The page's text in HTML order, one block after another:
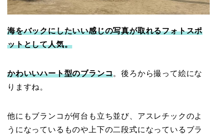
海をバックにしたいい感じの写真が取れるフォトスポ
ットとして人気。
かわいいハート型のブランコ。後ろから撮って絵にな
りますね。
他にもブランコが何台も立ち並び、アスレチックのよ
うになっているものや上下の二段式になっているブラ